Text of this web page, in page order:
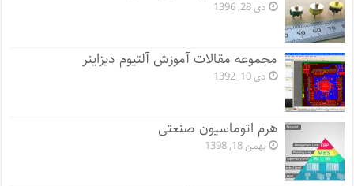
دی 28, 1396
مجموعه مقالات آموزش آلتیوم دیزاینر
دی 10, 1392
هرم اتوماسیون صنعتی
بهمن 18, 1398